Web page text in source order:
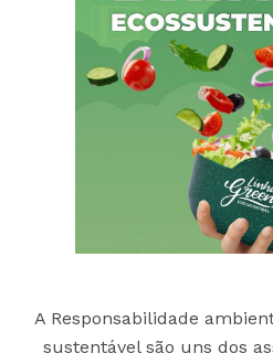
A Responsabilidade
sustentável são uns dos